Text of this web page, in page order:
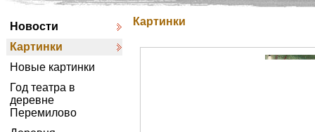
Новости
Картинки
Новые картинки
Год театра в
деревне
Перемилово
Картинки